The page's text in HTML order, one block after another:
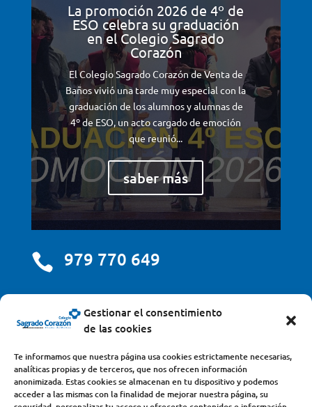
Gestionar el consentimiento
de las cookies
Te informamos que nuestra página usa cookies estrictamente necesarias,
analíticas propias y de terceros, que nos ofrecen información
anonimizada. Estas cookies se almacenan en tu dispositivo y podemos
acceder a las mismas con la finalidad de mejorar nuestra página, su
La promoción 2026 de 4º de
ESO celebra su graduación
en el Colegio Sagrado
Corazón
El Colegio Sagrado Corazón de Venta de
Baños vivió una tarde muy especial con la
graduación de los alumnos y alumnas de
4º de ESO, un acto cargado de emoción
que reunió...
saber más
 979 770 649
centro@scjdehon.com
Colegio y Seminario Sagrado Corazón
Avda. Castilla y León, s/n – 34200 – Venta de Baños
(Palencia) – Teléfono 979770649